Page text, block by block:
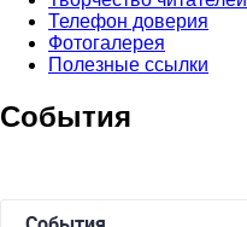
Телефон доверия
Фотогалерея
Полезные ссылки
События